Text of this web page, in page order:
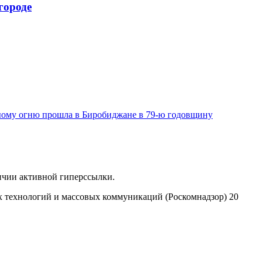
огню прошла в Биробиджане в 79-ю годовщину
активной гиперссылки.
и массовых коммуникаций (Роскомнадзор) 20